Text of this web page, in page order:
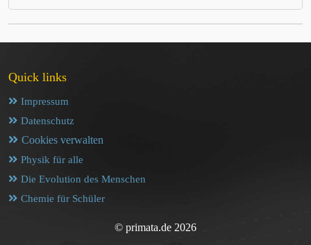
Quick links
Impressum
Datenschutz
Cookies verwalten
Physik für alle
Die Evolution des Menschen
Chemie für Schüler
© primata.de 2026